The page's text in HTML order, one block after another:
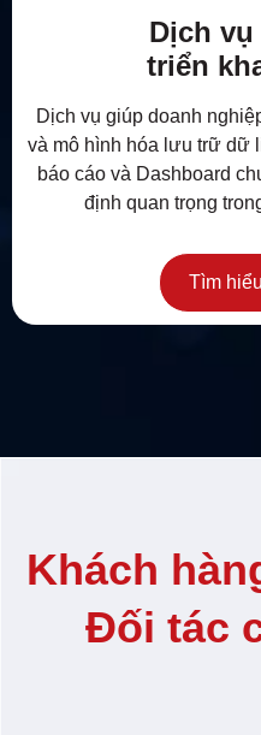
Dịch
triển
Dịch vụ giúp doanh
và mô hình hóa lưu trữ dữ
báo cáo và Dashboard
định quan trọng
Tìm
Khách
Đối tác